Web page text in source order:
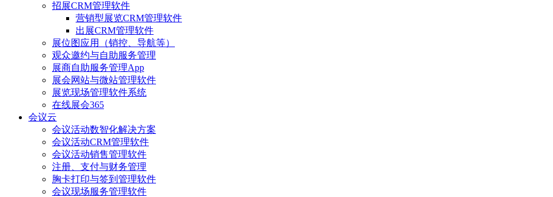
招展CRM管理软件
营销型展览CRM管理软件
出展CRM管理软件
展位图应用（销控、导航等）
观众邀约与自助服务管理
展商自助服务管理App
展会网站与微站管理软件
展览现场管理软件系统
在线展会365
会议云
会议活动数智化解决方案
会议活动CRM管理软件
会议活动销售管理软件
注册、支付与财务管理
胸卡打印与签到管理软件
会议现场服务管理软件